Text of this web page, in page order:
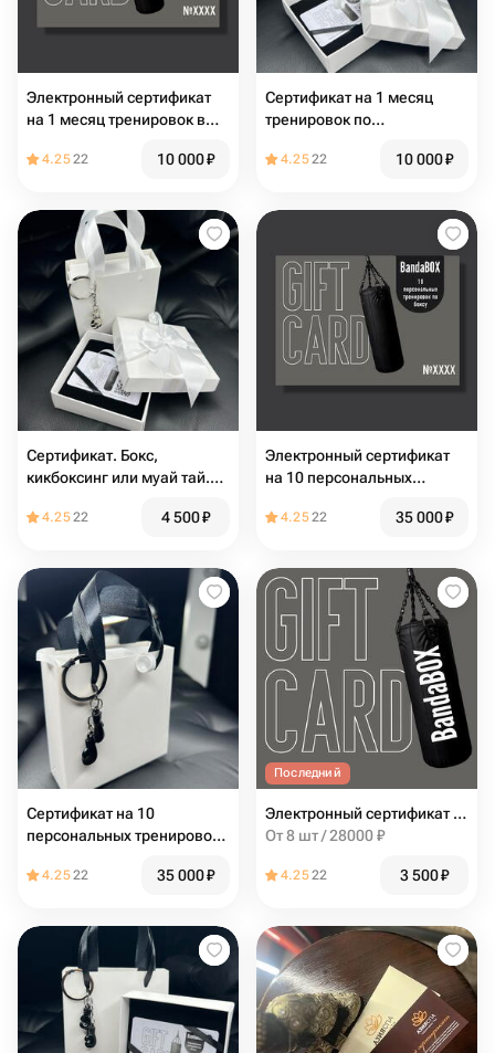
Электронный сертификат
на 1 месяц тренировок в
4.2522 10 000₽
Сертификат на 1 месяц
тренировок по
4.2522 10 000₽
Сертификат. Бокс,
кикбоксинг или муай тай.
4.2522 4 500₽
Электронный сертификат
на 10 персональных
4.2522 35 000₽
Сертификат на 10
персональных тренировок
4.2522 35 000₽
Последний
Электронный сертификат на 1 персональную тренировку по единоборствам
От 8 шт / 28000 ₽
4.2522 3 500₽